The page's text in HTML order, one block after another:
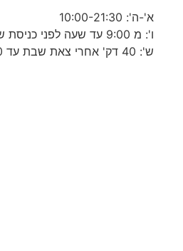
א'-ה': 10:00-21:30
ו': מ 9:00 עד שעה לפני כניסת שבת
ש': 40 דק' אחרי צאת שבת עד 22:30